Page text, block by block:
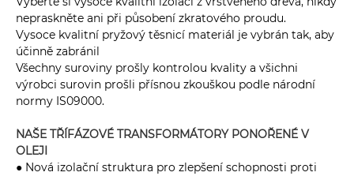
nepraskněte ani při působení zkratového proudu.
Vysoce kvalitní pryžový těsnicí materiál je vybrán tak, aby
účinně zabránil
Všechny suroviny prošly kontrolou kvality a všichni
výrobci surovin prošli přísnou zkouškou podle národní
normy IS09000.
NAŠE TŘÍFÁZOVÉ TRANSFORMÁTORY PONOŘENÉ V
OLEJI
● Nová izolační struktura pro zlepšení schopnosti proti